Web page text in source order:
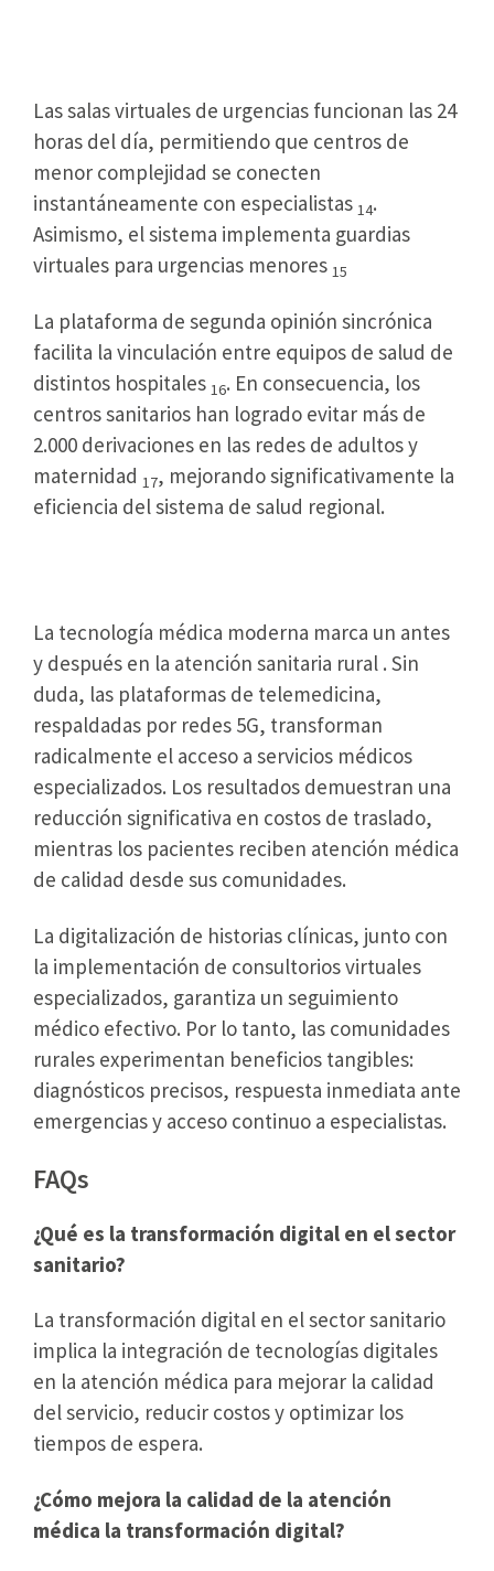
Las salas virtuales de urgencias funcionan las 24
horas del día, permitiendo que centros de
menor complejidad se conecten
instantáneamente con especialistas 14.
Asimismo, el sistema implementa guardias
virtuales para urgencias menores 15
La plataforma de segunda opinión sincrónica
facilita la vinculación entre equipos de salud de
distintos hospitales 16. En consecuencia, los
centros sanitarios han logrado evitar más de
2.000 derivaciones en las redes de adultos y
maternidad 17, mejorando significativamente la
eficiencia del sistema de salud regional.
La tecnología médica moderna marca un antes
y después en la atención sanitaria rural . Sin
duda, las plataformas de telemedicina,
respaldadas por redes 5G, transforman
radicalmente el acceso a servicios médicos
especializados. Los resultados demuestran una
reducción significativa en costos de traslado,
mientras los pacientes reciben atención médica
de calidad desde sus comunidades.
La digitalización de historias clínicas, junto con
la implementación de consultorios virtuales
especializados, garantiza un seguimiento
médico efectivo. Por lo tanto, las comunidades
rurales experimentan beneficios tangibles:
diagnósticos precisos, respuesta inmediata ante
emergencias y acceso continuo a especialistas.
FAQs
¿Qué es la transformación digital en el sector
sanitario?
La transformación digital en el sector sanitario
implica la integración de tecnologías digitales
en la atención médica para mejorar la calidad
del servicio, reducir costos y optimizar los
tiempos de espera.
¿Cómo mejora la calidad de la atención
médica la transformación digital?